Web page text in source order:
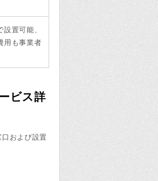
置可能、
用も事業者
ビス詳
および設置